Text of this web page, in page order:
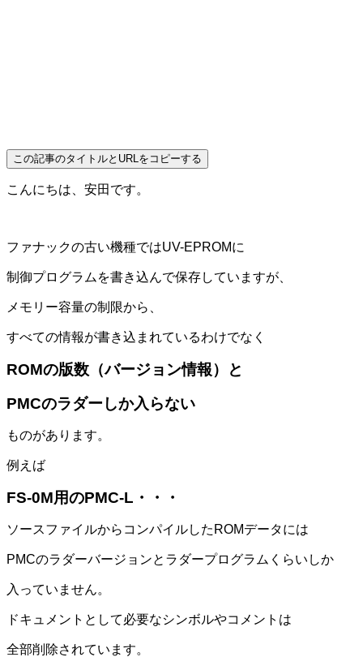
この記事のタイトルとURLをコピーする
こんにちは、安田です。
ファナックの古い機種ではUV-EPROMに
制御プログラムを書き込んで保存していますが、
メモリー容量の制限から、
すべての情報が書き込まれているわけでなく
ROMの版数（バージョン情報）と
PMCのラダーしか入らない
ものがあります。
例えば
FS-0M用のPMC-L・・・
ソースファイルからコンパイルしたROMデータには
PMCのラダーバージョンとラダープログラムくらいしか
入っていません。
ドキュメントとして必要なシンボルやコメントは
全部削除されています。